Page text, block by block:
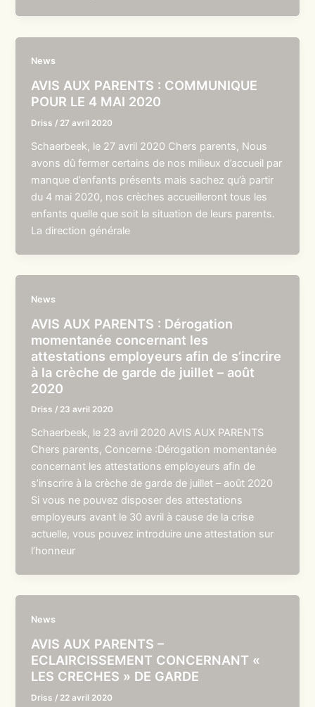
News
AVIS AUX PARENTS : COMMUNIQUE
POUR LE 4 MAI 2020
Driss / 27 avril 2020
Schaerbeek, le 27 avril 2020 Chers parents, Nous
avons dû fermer certains de nos milieux d’accueil par
manque d’enfants présents mais sachez qu’à partir
du 4 mai 2020, nos crèches accueilleront tous les
enfants quelle que soit la situation de leurs parents.
La direction générale
News
AVIS AUX PARENTS : Dérogation
momentanée concernant les
attestations employeurs afin de s’incrire
à la crèche de garde de juillet – août
2020
Driss / 23 avril 2020
Schaerbeek, le 23 avril 2020 AVIS AUX PARENTS
Chers parents, Concerne :Dérogation momentanée
concernant les attestations employeurs afin de
s’inscrire à la crèche de garde de juillet – août 2020
Si vous ne pouvez disposer des attestations
employeurs avant le 30 avril à cause de la crise
actuelle, vous pouvez introduire une attestation sur
l’honneur
News
AVIS AUX PARENTS –
ECLAIRCISSEMENT CONCERNANT «
LES CRECHES » DE GARDE
Driss / 22 avril 2020